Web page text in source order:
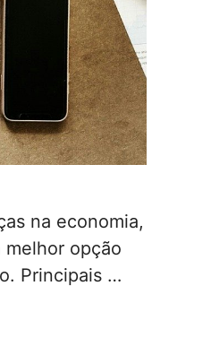
na economia,
opção
Principais …